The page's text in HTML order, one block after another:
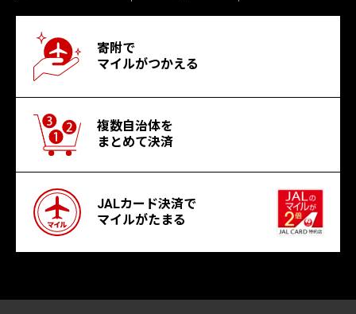
寄附で
マイルがつかえる
複数自治体を
まとめて決済
JALカード決済で
マイルがたまる